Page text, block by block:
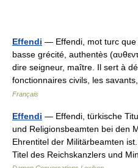
Effendi — Effendi, mot turc que
basse grécité, authentès
dire seigneur, maître. Il sert à
fonctionnaires civils, les
Français
Effendi — Effendi, türkische
und Religionsbeamten bei den
Ehrentitel der Militärbeamten
Titel des Reichskanzlers und